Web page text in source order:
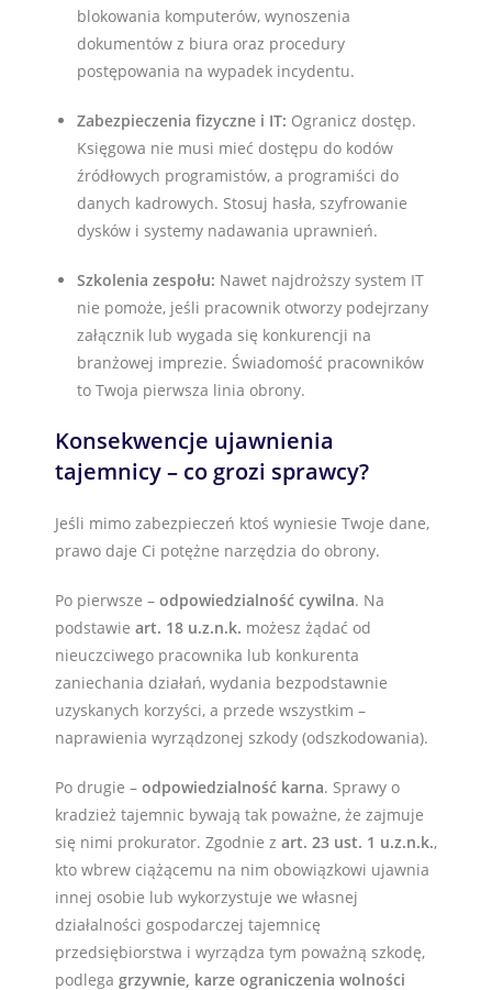
blokowania komputerów, wynoszenia
dokumentów z biura oraz procedury
postępowania na wypadek incydentu.
Zabezpieczenia fizyczne i IT: Ogranicz dostęp.
Księgowa nie musi mieć dostępu do kodów
źródłowych programistów, a programiści do
danych kadrowych. Stosuj hasła, szyfrowanie
dysków i systemy nadawania uprawnień.
Szkolenia zespołu: Nawet najdroższy system IT
nie pomoże, jeśli pracownik otworzy podejrzany
załącznik lub wygada się konkurencji na
branżowej imprezie. Świadomość pracowników
to Twoja pierwsza linia obrony.
Konsekwencje ujawnienia
tajemnicy – co grozi sprawcy?
Jeśli mimo zabezpieczeń ktoś wyniesie Twoje dane,
prawo daje Ci potężne narzędzia do obrony.
Po pierwsze – odpowiedzialność cywilna. Na
podstawie art. 18 u.z.n.k. możesz żądać od
nieuczciwego pracownika lub konkurenta
zaniechania działań, wydania bezpodstawnie
uzyskanych korzyści, a przede wszystkim –
naprawienia wyrządzonej szkody (odszkodowania).
Po drugie – odpowiedzialność karna. Sprawy o
kradzież tajemnic bywają tak poważne, że zajmuje
się nimi prokurator. Zgodnie z art. 23 ust. 1 u.z.n.k.,
kto wbrew ciążącemu na nim obowiązkowi ujawnia
innej osobie lub wykorzystuje we własnej
działalności gospodarczej tajemnicę
przedsiębiorstwa i wyrządza tym poważną szkodę,
podlega grzywnie, karze ograniczenia wolności